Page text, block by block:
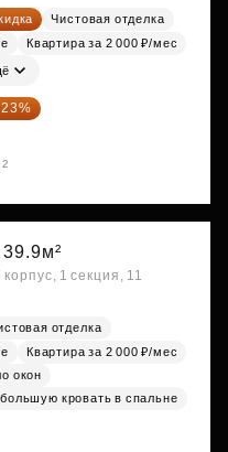
Чистовая отделка
Квартира за 2 000 ₽/мес
39.9м²
1 секция, 11
отделка
Квартира за 2 000 ₽/мес
окон
кровать в спальне